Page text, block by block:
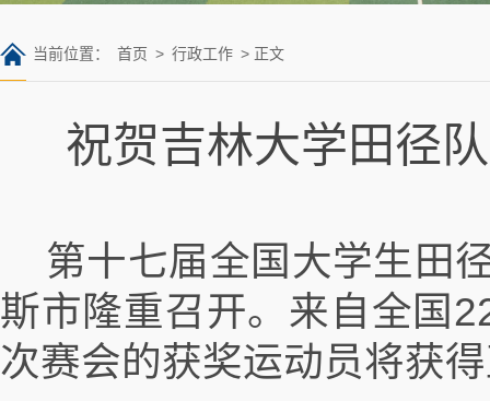
当前位置： 首页 > 行政工作 > 正文
祝贺吉林大学田径
第十七届全国大学生田
斯市隆重召开。来自全国
次赛会的获奖运动员将获